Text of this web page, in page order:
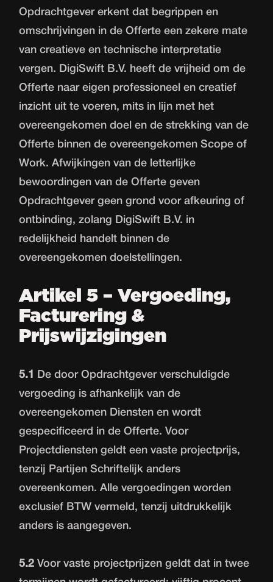
Opdrachtgever erkent dat begrippen en
omschrijvingen in de Offerte een zekere mate
van creatieve en technische interpretatie
vergen. DigiSwift B.V. heeft de vrijheid om de
Offerte naar eigen professioneel en creatief
inzicht uit te voeren, mits in lijn met het
overeengekomen doel en de strekking van de
Offerte binnen de overeengekomen Scope of
Work. Afwijkingen van de letterlijke
bewoordingen van de Offerte geven
Opdrachtgever geen grond voor afkeuring of
ontbinding, zolang DigiSwift B.V. in
redelijkheid handelt binnen de
overeengekomen doelstellingen.
Artikel 5 – Vergoeding,
Facturering &
Prijswijzigingen
5.1
De door Opdrachtgever verschuldigde
vergoeding is afhankelijk van de
overeengekomen Diensten en wordt
gespecificeerd in de Offerte. Voor
Projectdiensten geldt een vaste projectprijs,
tenzij Partijen Schriftelijk anders
overeenkomen. Alle vergoedingen worden
exclusief BTW vermeld, tenzij uitdrukkelijk
anders is aangegeven.
5.2 Voor vaste projectprijzen geldt dat in twee